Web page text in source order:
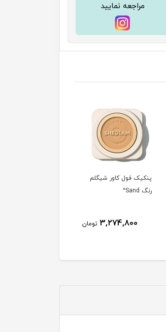
مراجعه نمایید
پنکیک فول کاور شیگلم
رنگ Chantilly^
3,274,800 تومان